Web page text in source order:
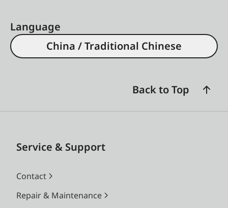
Language
China / Traditional Chinese
Back to Top
Service & Support
Contact
Repair & Maintenance